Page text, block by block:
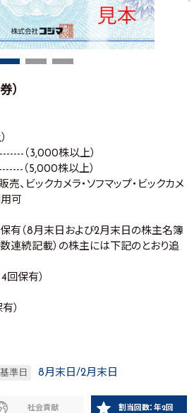
）
（3,000株以上）
（5,000株以上）
、ビックカメラ・ソフマップ・ビックカメ
可
有（8月末日および2月末日の株主名簿
連続記載）の株主には下記のとおり追
回保有）
）
準日 8月末日/2月末日
社会貢献 割当回数：年2回